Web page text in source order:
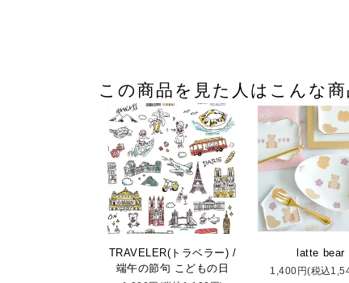
この商品を見た人はこんな
TRAVELER(トラベラー) /
端午の節句 こどもの日
latte bear
1,400円(税込